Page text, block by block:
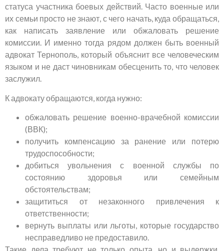
статуса участника боевых действий. Часто военные или
их семьи просто не знают, с чего начать, куда обращаться,
как написать заявление или обжаловать решение
комиссии. И именно тогда рядом должен быть военный
адвокат Тернополь, который объяснит все человеческим
языком и не даст чиновникам обесценить то, что человек
заслужил.
К адвокату обращаются, когда нужно:
обжаловать решение военно-врачебной комиссии
(ВВК);
получить компенсацию за ранение или потерю
трудоспособности;
добиться увольнения с военной службы по
состоянию здоровья или семейным
обстоятельствам;
защититься от незаконного привлечения к
ответственности;
вернуть выплаты или льготы, которые государство
несправедливо не предоставило.